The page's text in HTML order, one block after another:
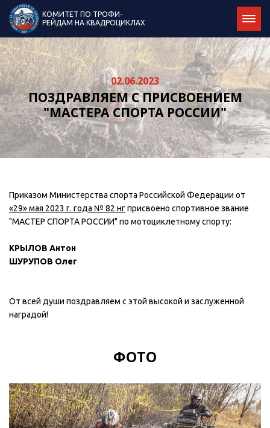
КОМИТЕТ ПО ТРОФИ-
РЕЙДАМ НА КВАДРОЦИКЛАХ
02.06.2023
ПОЗДРАВЛЯЕМ С ПРИСВОЕНИЕМ
"МАСТЕРА СПОРТА РОССИИ"
Приказом Министерства спорта Российской Федерации от
«29» мая 2023 г. года № 82 нгприсвоено спортивное звание
"МАСТЕР СПОРТА РОССИИ" по мотоциклетному спорту:
КРЫЛОВ Антон
ШУРУПОВ Олег
От всей души поздравляем с этой высокой и заслуженной
наградой!
ФОТО